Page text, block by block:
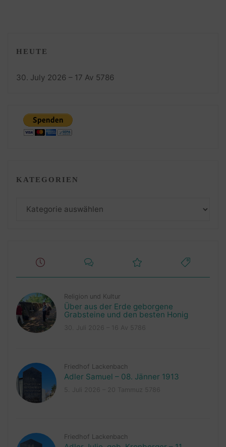
HEUTE
30. July 2026 – 17 Av 5786
KATEGORIEN
Kategorien
Religion und Kultur
Über aus der Erde geborgene
Grabsteine und den besten Honig
Friedhof Lackenbach
Adler Samuel – 08. Jänner 1913
Friedhof Lackenbach